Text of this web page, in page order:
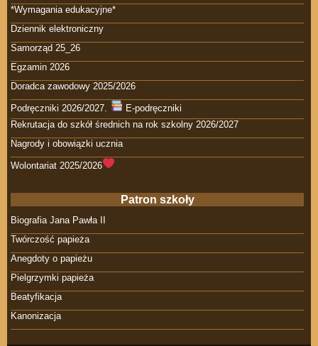
*Wymagania edukacyjne*
Dziennik elektroniczny
Samorząd 25_26
Egzamin 2026
Doradca zawodowy 2025/2026
Podręczniki 2026/2027.
E-podręczniki
Rekrutacja do szkół średnich na rok szkolny 2026/2027
Nagrody i obowiązki ucznia
Wolontariat 2025/2026
Patron szkoły
Biografia Jana Pawła II
Twórczość papieża
Anegdoty o papieżu
Pielgrzymki papieża
Beatyfikacja
Kanonizacja